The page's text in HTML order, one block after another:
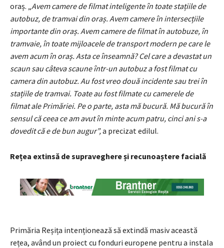
oraș. „ Avem camere de filmat inteligente în toate stațiile de
autobuz, de tramvai din oraș. Avem camere în intersecțiile
importante din oraș. Avem camere de filmat în autobuze, în
tramvaie, în toate mijloacele de transport modern pe care le
avem acum în oraș. Asta ce înseamnă? Cel care a devastat un
scaun sau câteva scaune într-un autobuz a fost filmat cu
camera din autobuz. Au fost vreo două incidente sau trei în
stațiile de tramvai. Toate au fost filmate cu camerele de
filmat ale Primăriei. Pe o parte, asta mă bucură. Mă bucură în
sensul că ceea ce am avut în minte acum patru, cinci ani s-a
dovedit că e de bun augur”,a precizat edilul.
Rețea extinsă de supraveghere și recunoaștere facială
Primăria Reșița intenționează să extindă masiv această
rețea, având un proiect cu fonduri europene pentru a instala